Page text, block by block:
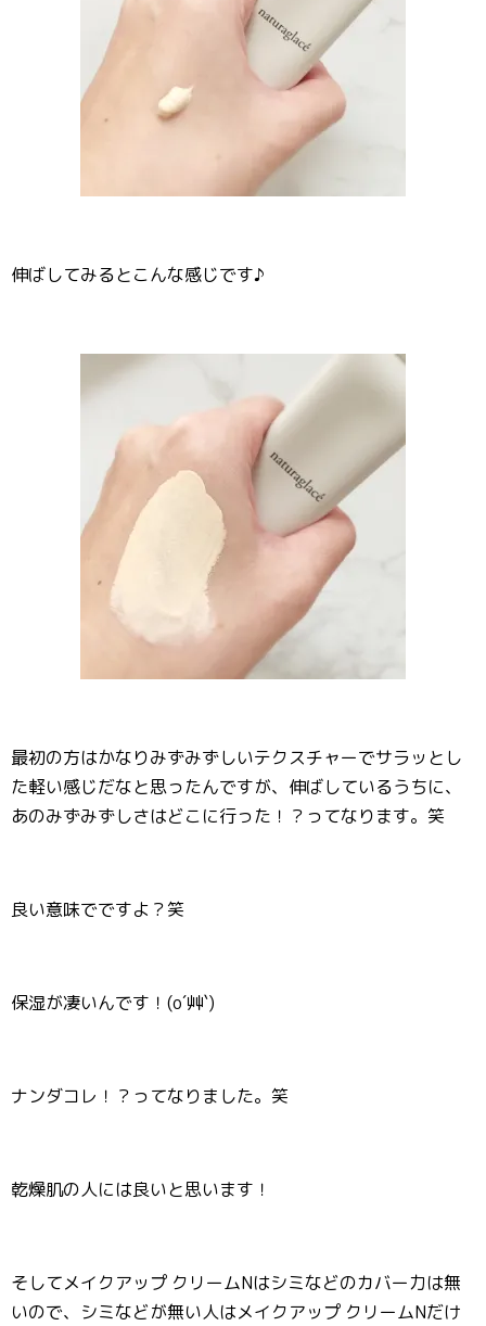
伸ばしてみるとこんな感じです♪
最初の方はかなりみずみずしいテクスチャーでサラッとし
た軽い感じだなと思ったんですが、伸ばしているうちに、
あのみずみずしさはどこに行った！？ってなります。笑
良い意味でですよ？笑
保湿が凄いんです！(o´艸`)
ナンダコレ！？ってなりました。笑
乾燥肌の人には良いと思います！
そしてメイクアップ クリームNはシミなどのカバー力は無
いので、シミなどが無い人はメイクアップ クリームNだけ